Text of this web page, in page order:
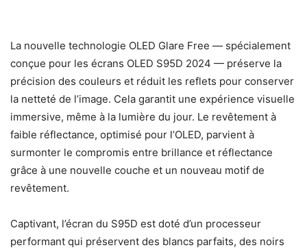
La nouvelle technologie OLED Glare Free — spécialement
conçue pour les écrans OLED S95D 2024 — préserve la
précision des couleurs et réduit les reflets pour conserver
la netteté de l’image. Cela garantit une expérience visuelle
immersive, même à la lumière du jour. Le revêtement à
faible réflectance, optimisé pour l’OLED, parvient à
surmonter le compromis entre brillance et réflectance
grâce à une nouvelle couche et un nouveau motif de
revêtement.
Captivant, l’écran du S95D est doté d’un processeur
performant qui préservent des blancs parfaits, des noirs